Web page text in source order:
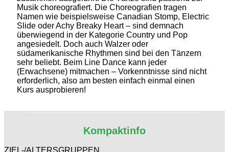
Musik choreografiert. Die Choreografien tragen
Namen wie beispielsweise Canadian Stomp, Electric
Slide oder Achy Breaky Heart – sind demnach
überwiegend in der Kategorie Country und Pop
angesiedelt. Doch auch Walzer oder
südamerikanische Rhythmen sind bei den Tänzern
sehr beliebt. Beim Line Dance kann jeder
(Erwachsene) mitmachen – Vorkenntnisse sind nicht
erforderlich, also am besten einfach einmal einen
Kurs ausprobieren!
Kompaktinfo
ZIEL-/ALTERSGRUPPEN